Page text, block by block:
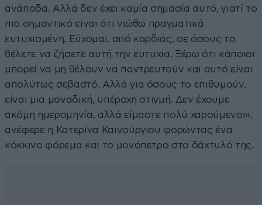
ανάποδα. Αλλά δεν έχει καμία σημασία αυτό, γιατί το
πιο σημαντικό είναι ότι νιώθω πραγματικά
ευτυχισμένη. Εύχομαι, από καρδιάς, σε όσους το
θέλετε να ζήσετε αυτή την ευτυχία. Ξέρω ότι κάποιοι
μπορεί να μη θέλουν να παντρευτούν και αυτό είναι
απολύτως σεβαστό. Αλλά για όσους το επιθυμούν,
είναι μια μοναδική, υπέροχη στιγμή. Δεν έχουμε
ακόμη ημερομηνία, αλλά είμαστε πολύ χαρούμενοι»,
ανέφερε η Κατερίνα Καινούργιου φορώντας ένα
κόκκινο φόρεμα και το μονόπετρο στο δάχτυλό της.